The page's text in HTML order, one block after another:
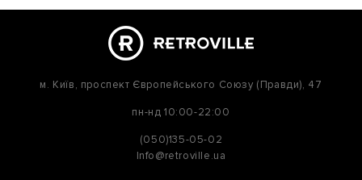
м. Київ, проспект Європейського Союзу (Правди), 47
пн-нд 10:00-22:00
(050)135-05-02
Info@retroville.ua